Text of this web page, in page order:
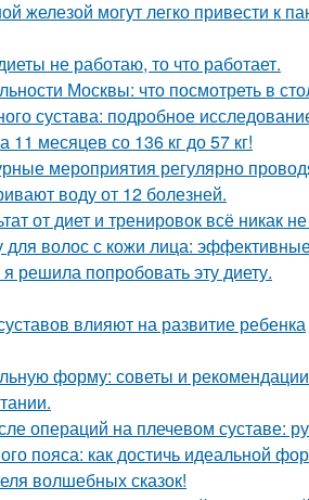
железой могут легко привести к
не работаю, то что работает.
Москвы: что посмотреть в
сустава: подробное
месяцев со 136 кг до 57 кг!
мероприятия регулярно
воду от 12 болезней.
от диет и тренировок всё никак
для волос с кожи лица:
решила попробовать эту диету.
влияют на развитие ребенка
форму: советы и рекомендации
операций на плечевом суставе:
пояса: как достичь идеальной
волшебных сказок!